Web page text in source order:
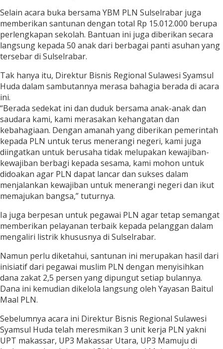
Selain acara buka bersama YBM PLN Sulselrabar juga
memberikan santunan dengan total Rp 15.012.000 berupa
perlengkapan sekolah. Bantuan ini juga diberikan secara
langsung kepada 50 anak dari berbagai panti asuhan yang
tersebar di Sulselrabar.
Tak hanya itu, Direktur Bisnis Regional Sulawesi Syamsul
Huda dalam sambutannya merasa bahagia berada di acara
ini.
“Berada sedekat ini dan duduk bersama anak-anak dan
saudara kami, kami merasakan kehangatan dan
kebahagiaan. Dengan amanah yang diberikan pemerintah
kepada PLN untuk terus menerangi negeri, kami juga
diingatkan untuk berusaha tidak melupakan kewajiban-
kewajiban berbagi kepada sesama, kami mohon untuk
didoakan agar PLN dapat lancar dan sukses dalam
menjalankan kewajiban untuk menerangi negeri dan ikut
memajukan bangsa,” tuturnya.
Ia juga berpesan untuk pegawai PLN agar tetap semangat
memberikan pelayanan terbaik kepada pelanggan dalam
mengaliri listrik khususnya di Sulselrabar.
Namun perlu diketahui, santunan ini merupakan hasil dari
inisiatif dari pegawai muslim PLN dengan menyisihkan
dana zakat 2,5 persen yang dipungut setiap bulannya.
Dana ini kemudian dikelola langsung oleh Yayasan Baitul
Maal PLN.
Sebelumnya acara ini Direktur Bisnis Regional Sulawesi
Syamsul Huda telah meresmikan 3 unit kerja PLN yakni
UPT makassar, UP3 Makassar Utara, UP3 Mamuju di